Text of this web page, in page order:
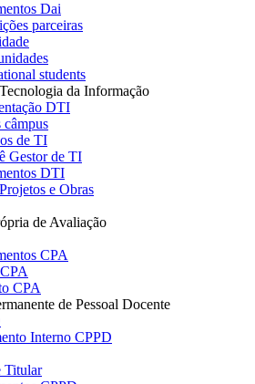
Dai
parceiras
students
da Informação
DTI
de TI
Gestor de TI
DTI
e Obras
de Avaliação
CPA
CPA
de Pessoal Docente
Interno CPPD
Titular